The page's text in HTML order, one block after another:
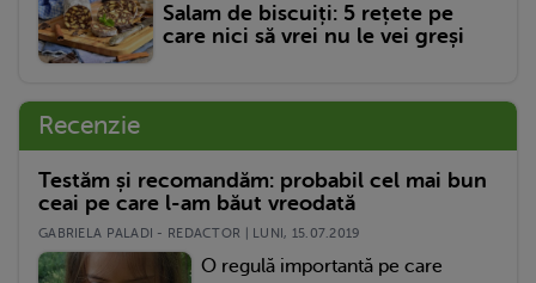
Salam de biscuiți: 5 rețete pe
care nici să vrei nu le vei greși
Recenzie
Testăm și recomandăm: probabil cel mai bun
ceai pe care l-am băut vreodată
GABRIELA PALADI - REDACTOR | LUNI, 15.07.2019
O regulă importantă pe care